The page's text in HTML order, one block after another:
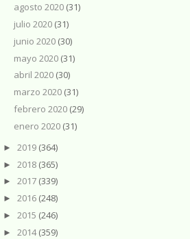
agosto 2020 (31)
julio 2020 (31)
junio 2020 (30)
mayo 2020 (31)
abril 2020 (30)
marzo 2020 (31)
febrero 2020 (29)
enero 2020 (31)
► 2019 (364)
► 2018 (365)
► 2017 (339)
► 2016 (248)
► 2015 (246)
► 2014(359)